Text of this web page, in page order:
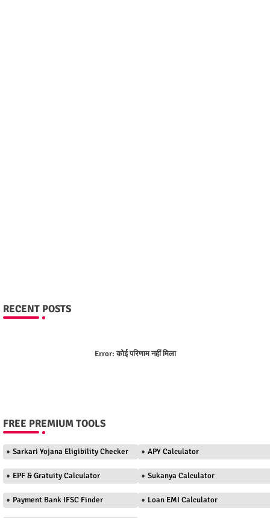
RECENT POSTS
Error:कोई परिणाम नहीं मिला
FREE PREMIUM TOOLS
Sarkari Yojana Eligibility Checker APY Calculator
EPF & Gratuity Calculator Sukanya Calculator
Payment Bank IFSC Finder Loan EMI Calculator